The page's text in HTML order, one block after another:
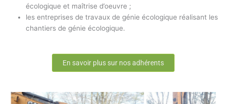
écologique et maîtrise d’oeuvre ;
les entreprises de travaux de génie écologique réalisant les
chantiers de génie écologique.
En savoir plus sur nos adhérents
Déplacement